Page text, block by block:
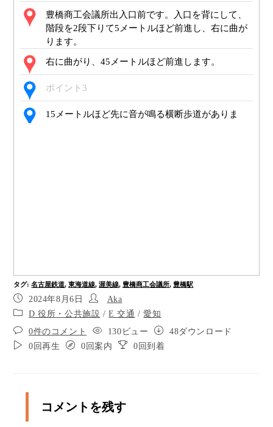
豊橋商工会議所出入口前です。入口を背にして、
階段を2段下りて5メートルほど前進し、右に曲が
ります。
右に曲がり、45メートルほど前進します。
ポイント3
15メートルほど先に音が鳴る横断歩道がありま
15メートルほど先に音が鳴る横断歩道がありま
音が鳴る横断歩道です。15メートルほど前進しま
す。
ます。
タグ:名古屋鉄道, 東海道線, 渥美線, 豊橋商工会議所, 豊橋駅
2024年8月6日
Aka
D 役所・公共施設 /E 交通 /愛知
0件のコメント
130ビュー
48ダウンロード
0回再生
0回案内 0回到着
コメントを残す